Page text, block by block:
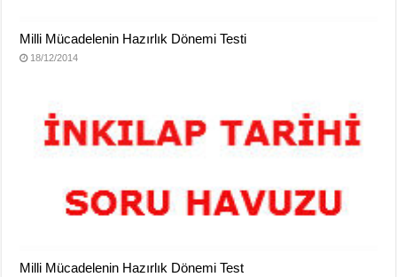
Milli Mücadelenin Hazırlık Dönemi Testi
18/12/2014
Milli Mücadelenin Hazırlık Dönemi Test